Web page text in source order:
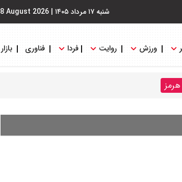
شنبه ۱۷ مرداد ۱۴۰۵ |
8 August 2026
ورزش روایت فردا فناوری بازار